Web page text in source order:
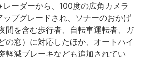
ーダーから、100度の広角カメラ
プグレードされ、ソナーのおかげ
間を含む歩行者、自転車運転者、ガ
の窓）に対応したほか、オートハイ
軽減ブレーキなども追加されてい